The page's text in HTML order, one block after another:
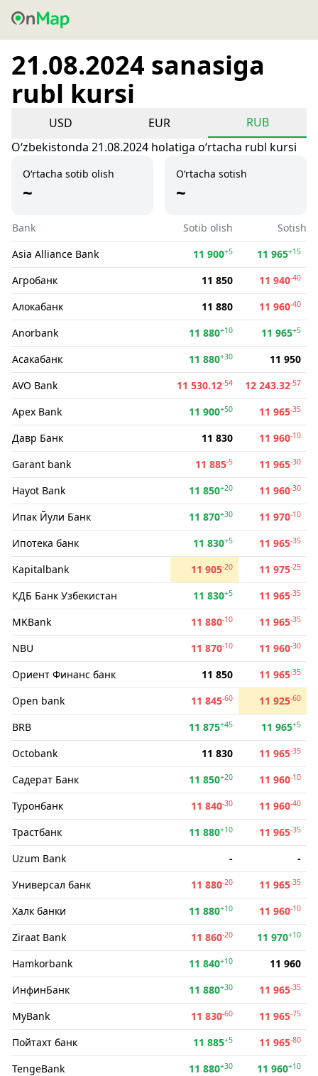
21.08.2024 sanasiga
rubl kursi
USD EUR
RUB
Oʻzbekistonda 21.08.2024 holatiga oʻrtacha rubl kursi
O‘rtacha sotib olish
~
O‘rtacha sotish
~
Bank Sotib olish
Sotish
Asia Alliance Bank
11 900+5 11 965+15
Агробанк 11 850 11 940-40
Алокабанк 11 880 11 960-40
Anorbank 11 880+10 11 965+5
Асакабанк 11 880+30
11 950
AVO Bank
11 530.12-54 12 243.32-57
Apex Bank 11 900+50 11 965-35
Давр Банк 11 830 11 960-10
Garant bank 11 885-5 11 965-30
Hayot Bank 11 850+20 11 960-30
Ипак Йули Банк 11 870+30 11 970-10
Ипотека банк 11 830+5 11 965-35
Kapitalbank 11 905-20 11 975-25
КДБ Банк Узбекистан 11 830+5 11 965-35
MKBank 11 880-10 11 965-35
NBU 11 870-10 11 960-30
Ориент Финанс банк 11 850 11 965-35
Open bank 11 845-60 11 925-60
BRB 11 875+45 11 965+5
Octobank 11 830 11 965-35
Садерат Банк 11 850+20 11 960-10
Туронбанк 11 840-30 11 960-40
Трастбанк 11 880+10 11 965-35
Uzum Bank -
-
Универсал банк
11 880-20 11 965-35
Халк банки 11 880+10 11 960-10
Ziraat Bank 11 860-20 11 970+10
Hamkorbank 11 840+10
11 960
ИнфинБанк
11 880+30 11 965-35
MyBank 11 830-60 11 965-75
Пойтахт банк 11 885+5 11 965-80
TengeBank 11 880+30 11 960+10